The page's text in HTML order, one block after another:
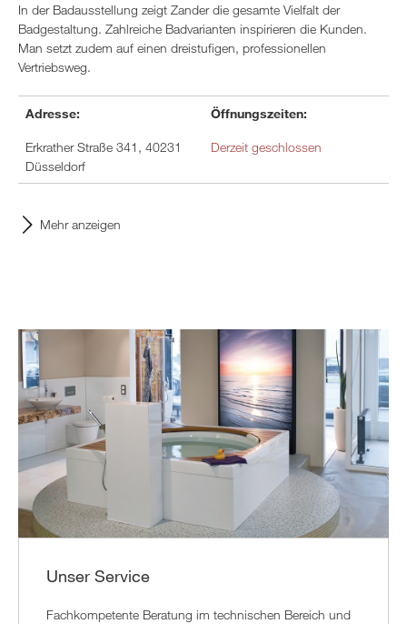
In der Badausstellung zeigt Zander die gesamte Vielfalt der
Badgestaltung. Zahlreiche Badvarianten inspirieren die Kunden.
Man setzt zudem auf einen dreistufigen, professionellen
Vertriebsweg.
Adresse: Öffnungszeiten:
Erkrather Straße 341, 40231
Düsseldorf
Derzeit geschlossen
Mehr anzeigen
Unser Service
Fachkompetente Beratung im technischen Bereich und